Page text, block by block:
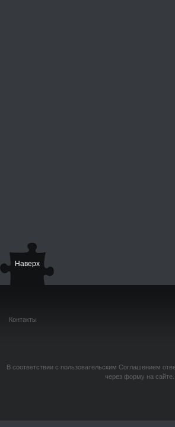
Наверх
Контакты
В соответствии с пользовательским Соглашением
через форму на